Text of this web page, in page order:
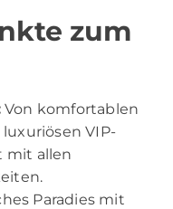
zum
Von komfortablen
VIP-
mit allen
Paradies mit